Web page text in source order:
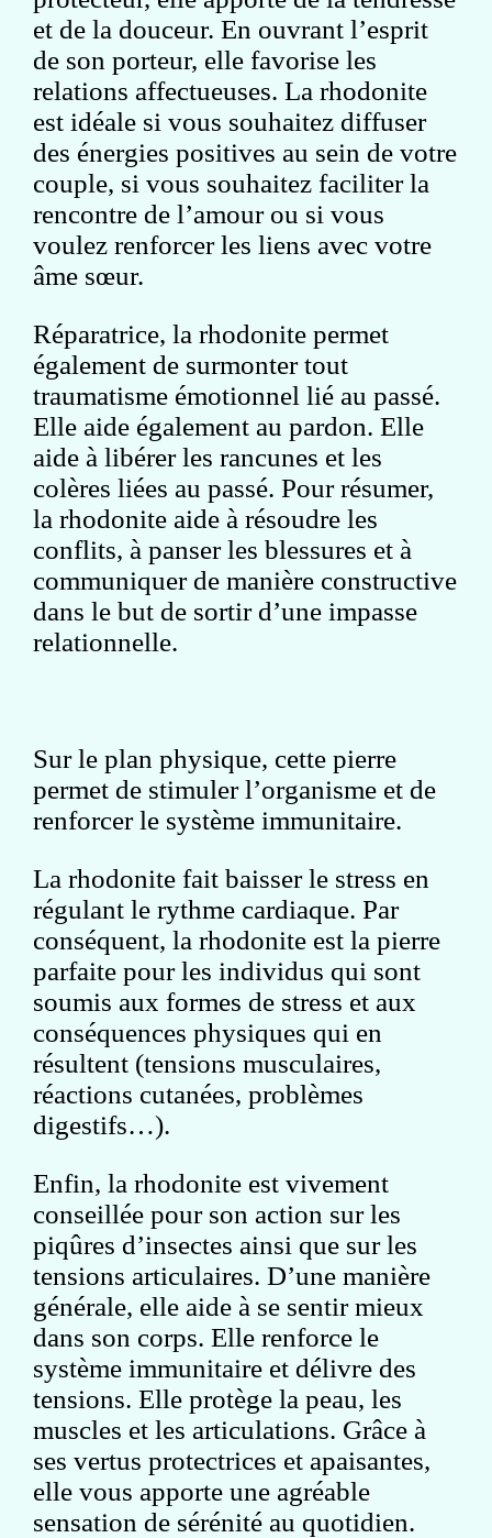
et de la douceur. En ouvrant l’esprit
de son porteur, elle favorise les
relations affectueuses. La rhodonite
est idéale si vous souhaitez diffuser
des énergies positives au sein de votre
couple, si vous souhaitez faciliter la
rencontre de l’amour ou si vous
voulez renforcer les liens avec votre
âme sœur.
Réparatrice, la rhodonite permet
également de surmonter tout
traumatisme émotionnel lié au passé.
Elle aide également au pardon. Elle
aide à libérer les rancunes et les
colères liées au passé. Pour résumer,
la rhodonite aide à résoudre les
conflits, à panser les blessures et à
communiquer de manière constructive
dans le but de sortir d’une impasse
relationnelle.
Sur le plan physique, cette pierre
permet de stimuler l’organisme et de
renforcer le système immunitaire.
La rhodonite fait baisser le stress en
régulant le rythme cardiaque. Par
conséquent, la rhodonite est la pierre
parfaite pour les individus qui sont
soumis aux formes de stress et aux
conséquences physiques qui en
résultent (tensions musculaires,
réactions cutanées, problèmes
digestifs…).
Enfin, la rhodonite est vivement
conseillée pour son action sur les
piqûres d’insectes ainsi que sur les
tensions articulaires. D’une manière
générale, elle aide à se sentir mieux
dans son corps. Elle renforce le
système immunitaire et délivre des
tensions. Elle protège la peau, les
muscles et les articulations. Grâce à
ses vertus protectrices et apaisantes,
elle vous apporte une agréable
sensation de sérénité au quotidien.